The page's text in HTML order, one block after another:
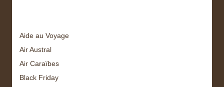
Aide au Voyage
Air Austral
Air Caraïbes
Black Friday